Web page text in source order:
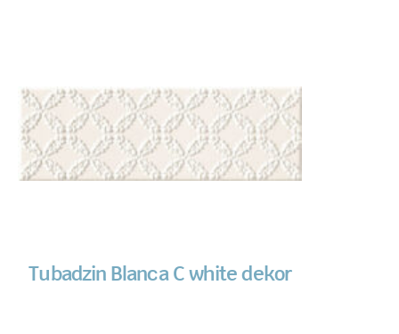
Tubadzin Blanca C white dekor